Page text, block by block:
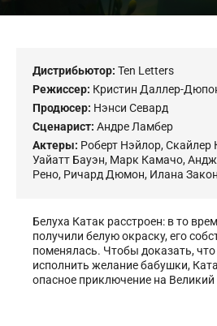
Дистрибьютор: Ten Letters
Режиссер: Кристин Даллер-
Продюсер: Нэнси Севард
Сценарист: Андре Ламбер
Актеры: Роберт Нэйлор,Скайлер
Уайатт Бауэн, Марк Камачо,
Рено, Ричард Дюмон, Илана Закон
Белуха Катак расстроен: в то
получили белую окраску, его
поменялась. Чтобы доказать, что
исполнить желание бабушки,
опасное приключение на Великий